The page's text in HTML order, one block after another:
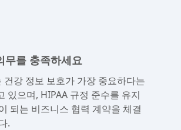
무를 충족하세요
강 정보 보호가 가장 중요하다는
있으며, HIPAA 규정 준수를 유지
되는 비즈니스 협력 계약을 체결
.